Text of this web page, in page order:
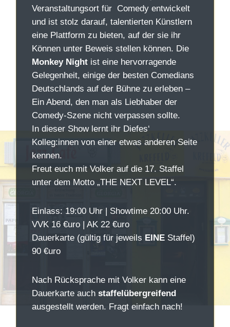
Veranstaltungsort für Comedy entwickelt
und ist stolz darauf, talentierten Künstlern
eine Plattform zu bieten, auf der sie ihr
Können unter Beweis stellen können. Die
Monkey Nightist eine hervorragende
Gelegenheit, einige der besten Comedians
Deutschlands auf der Bühne zu erleben –
Ein Abend, den man als Liebhaber der
Comedy-Szene nicht verpassen sollte.
In dieser Show lernt ihr Diefes‘
Kolleg:innen von einer etwas anderen Seite
kennen.
Freut euch mit Volker auf die 17. Staffel
unter dem Motto „THE NEXT LEVEL“.
Einlass: 19:00 Uhr | Showtime 20:00 Uhr.
VVK 16 €uro | AK 22 €uro
Dauerkarte (gültig für jeweils EINE Staffel)
90 €uro
Nach Rücksprache mit Volker kann eine
Dauerkarte auch staffelübergreifend
ausgestellt werden. Fragt einfach nach!